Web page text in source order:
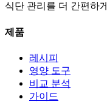
식단 관리를 더 간편하게
제품
레시피
영양 도구
비교 분석
가이드